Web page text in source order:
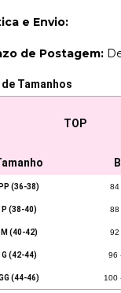
e Envio:
de Postagem:
Tamanhos
TOP
PP (36-38) 84
P (38-40) 88
M (40-42) 92
G (42-44) 96
(44-46) 100